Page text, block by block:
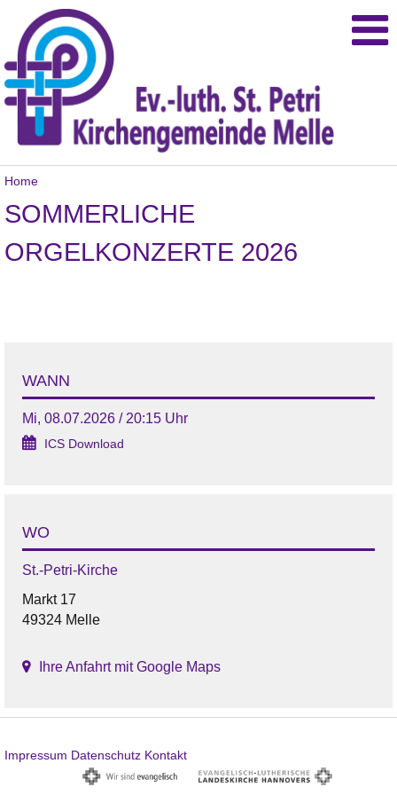
Home
SOMMERLICHE
ORGELKONZERTE 2026
WANN
Mi, 08.07.2026 / 20:15 Uhr
ICS Download
WO
St.-Petri-Kirche
Markt 17
49324 Melle
Ihre Anfahrt mit Google Maps
Impressum Datenschutz Kontakt